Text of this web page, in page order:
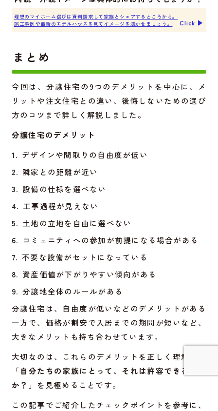
理想のマイホーム選びは資料請求して家族とシェアするところから。
施工事例や最新のモデルハウスを見てイメージを沸かせましょう。
Click ▶︎
まとめ
今回は、分譲住宅の9つのデメリットを中心に、メ
リットや注文住宅との違い、後悔しないための選び
方のコツまで詳しく解説しました。
分譲住宅のデメリット
デザインや間取りの自由度が低い
隣家との距離が近い
設備の仕様を選べない
工事過程が見えない
土地の立地を自由に選べない
コミュニティへの参加が前提になる場合がある
不要な設備がセットになっている
資産価値が下がりやすい傾向がある
分譲地全体のルールがある
分譲住宅は、自由度が低いなどのデメリットがある
一方で、価格が割安で入居までの期間が短いなど、
大きなメリットも持ち合わせています。
大切なのは、これらのデメリットを正しく理解し、
「自分たちの家族にとって、それは許容できる範囲
か？」 を見極めることです。
この記事でご紹介したチェックポイントを参考に、
詳しく見てみる